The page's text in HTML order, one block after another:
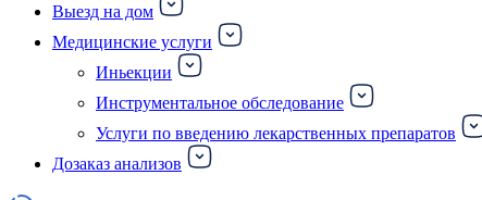
Выезд на дом
Медицинские услуги
Иньекции
Инструментальное обследование
Услуги по введению лекарственных препаратов
Дозаказ анализов